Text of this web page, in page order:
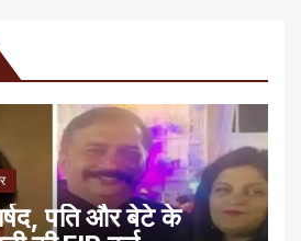
पति और बेटे के